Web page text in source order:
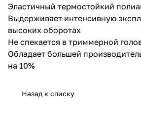
Эластичный термостойкий
Выдерживает интенсивную
высоких оборотах
Не спекается в триммерной
Обладает большей
на 10%
Назад к списку